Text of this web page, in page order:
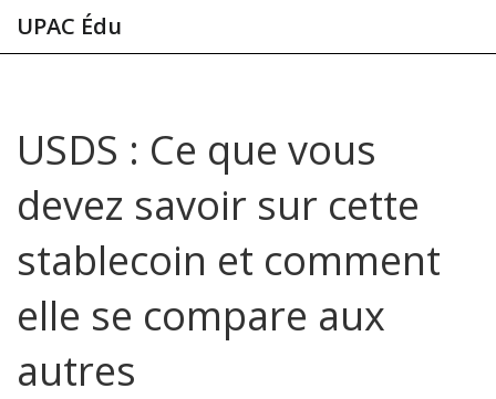
UPAC Édu
USDS : Ce que vous
devez savoir sur cette
stablecoin et comment
elle se compare aux
autres